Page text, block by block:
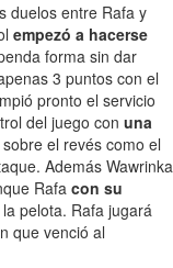
duelos entre Rafa y
empezó a hacerse
forma sin dar
3 puntos con el
pronto el servicio
del juego con una
el revés como el
Además Wawrinka
Rafa con su
pelota. Rafa jugará
que venció al